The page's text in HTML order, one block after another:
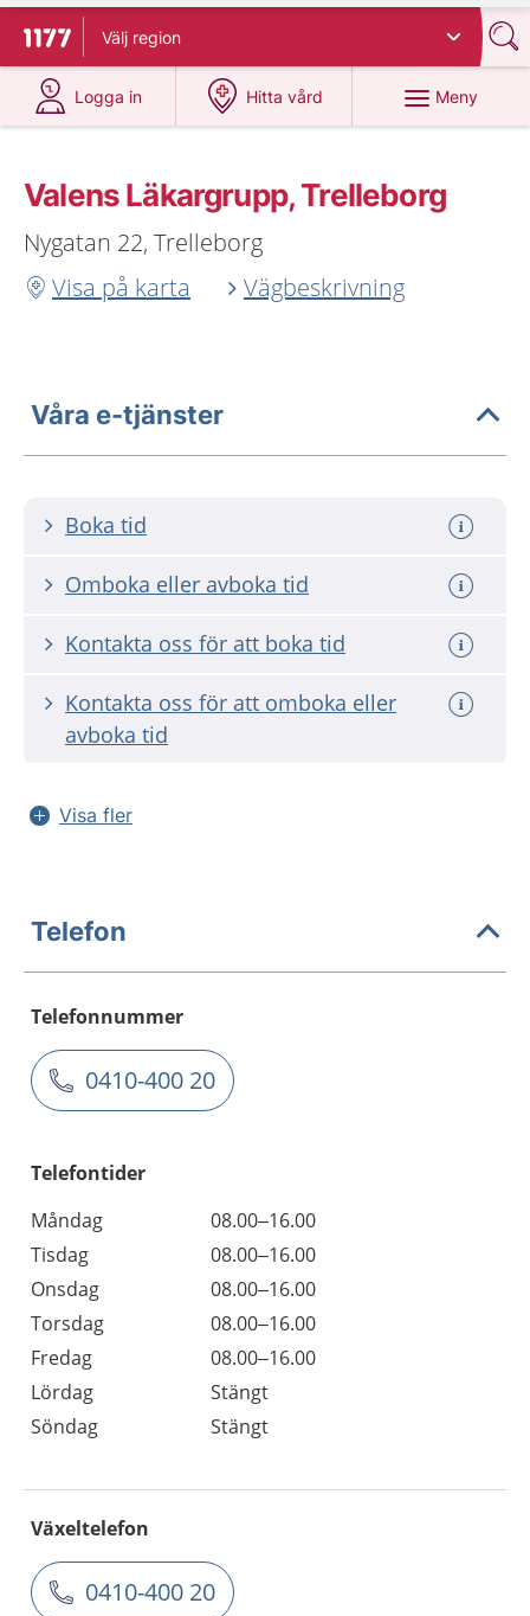
Till startsidan för 1177
Välj region
Logga in
på 1177.se
Hitta vård
på 1177.se
Meny
Valens Läkargrupp, Trelleborg
Nygatan 22, Trelleborg
Visa på karta
Vägbeskrivning
Våra e-tjänster
Boka tid
Omboka eller avboka tid
Kontakta oss för att boka tid
Kontakta oss för att omboka eller
avboka tid
Visa fler
Telefon
Telefonnummer
0410-400 20
Telefontider
Måndag
08.00–16.00
Tisdag
08.00–16.00
Onsdag
08.00–16.00
Torsdag
08.00–16.00
Fredag
08.00–16.00
Lördag
Stängt
Söndag
Stängt
Växeltelefon
0410-400 20